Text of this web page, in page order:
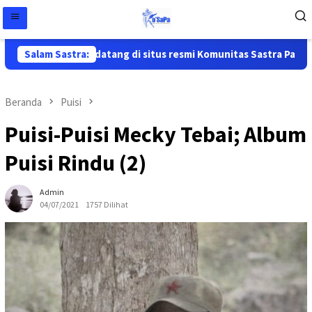
Salam Sastra:
Selamat datang di situs resmi Komunitas Sastra Papua (
Beranda Puisi
Puisi-Puisi Mecky Tebai; Album
Puisi Rindu (2)
Admin
04/07/2021
1757 Dilihat